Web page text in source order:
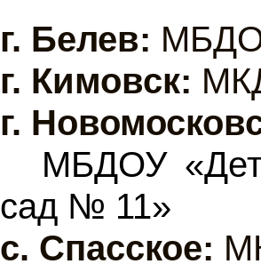
г. Белев:
г. Кимовск:
г.
МБДОУ
сад № 11»
с. Спасское: